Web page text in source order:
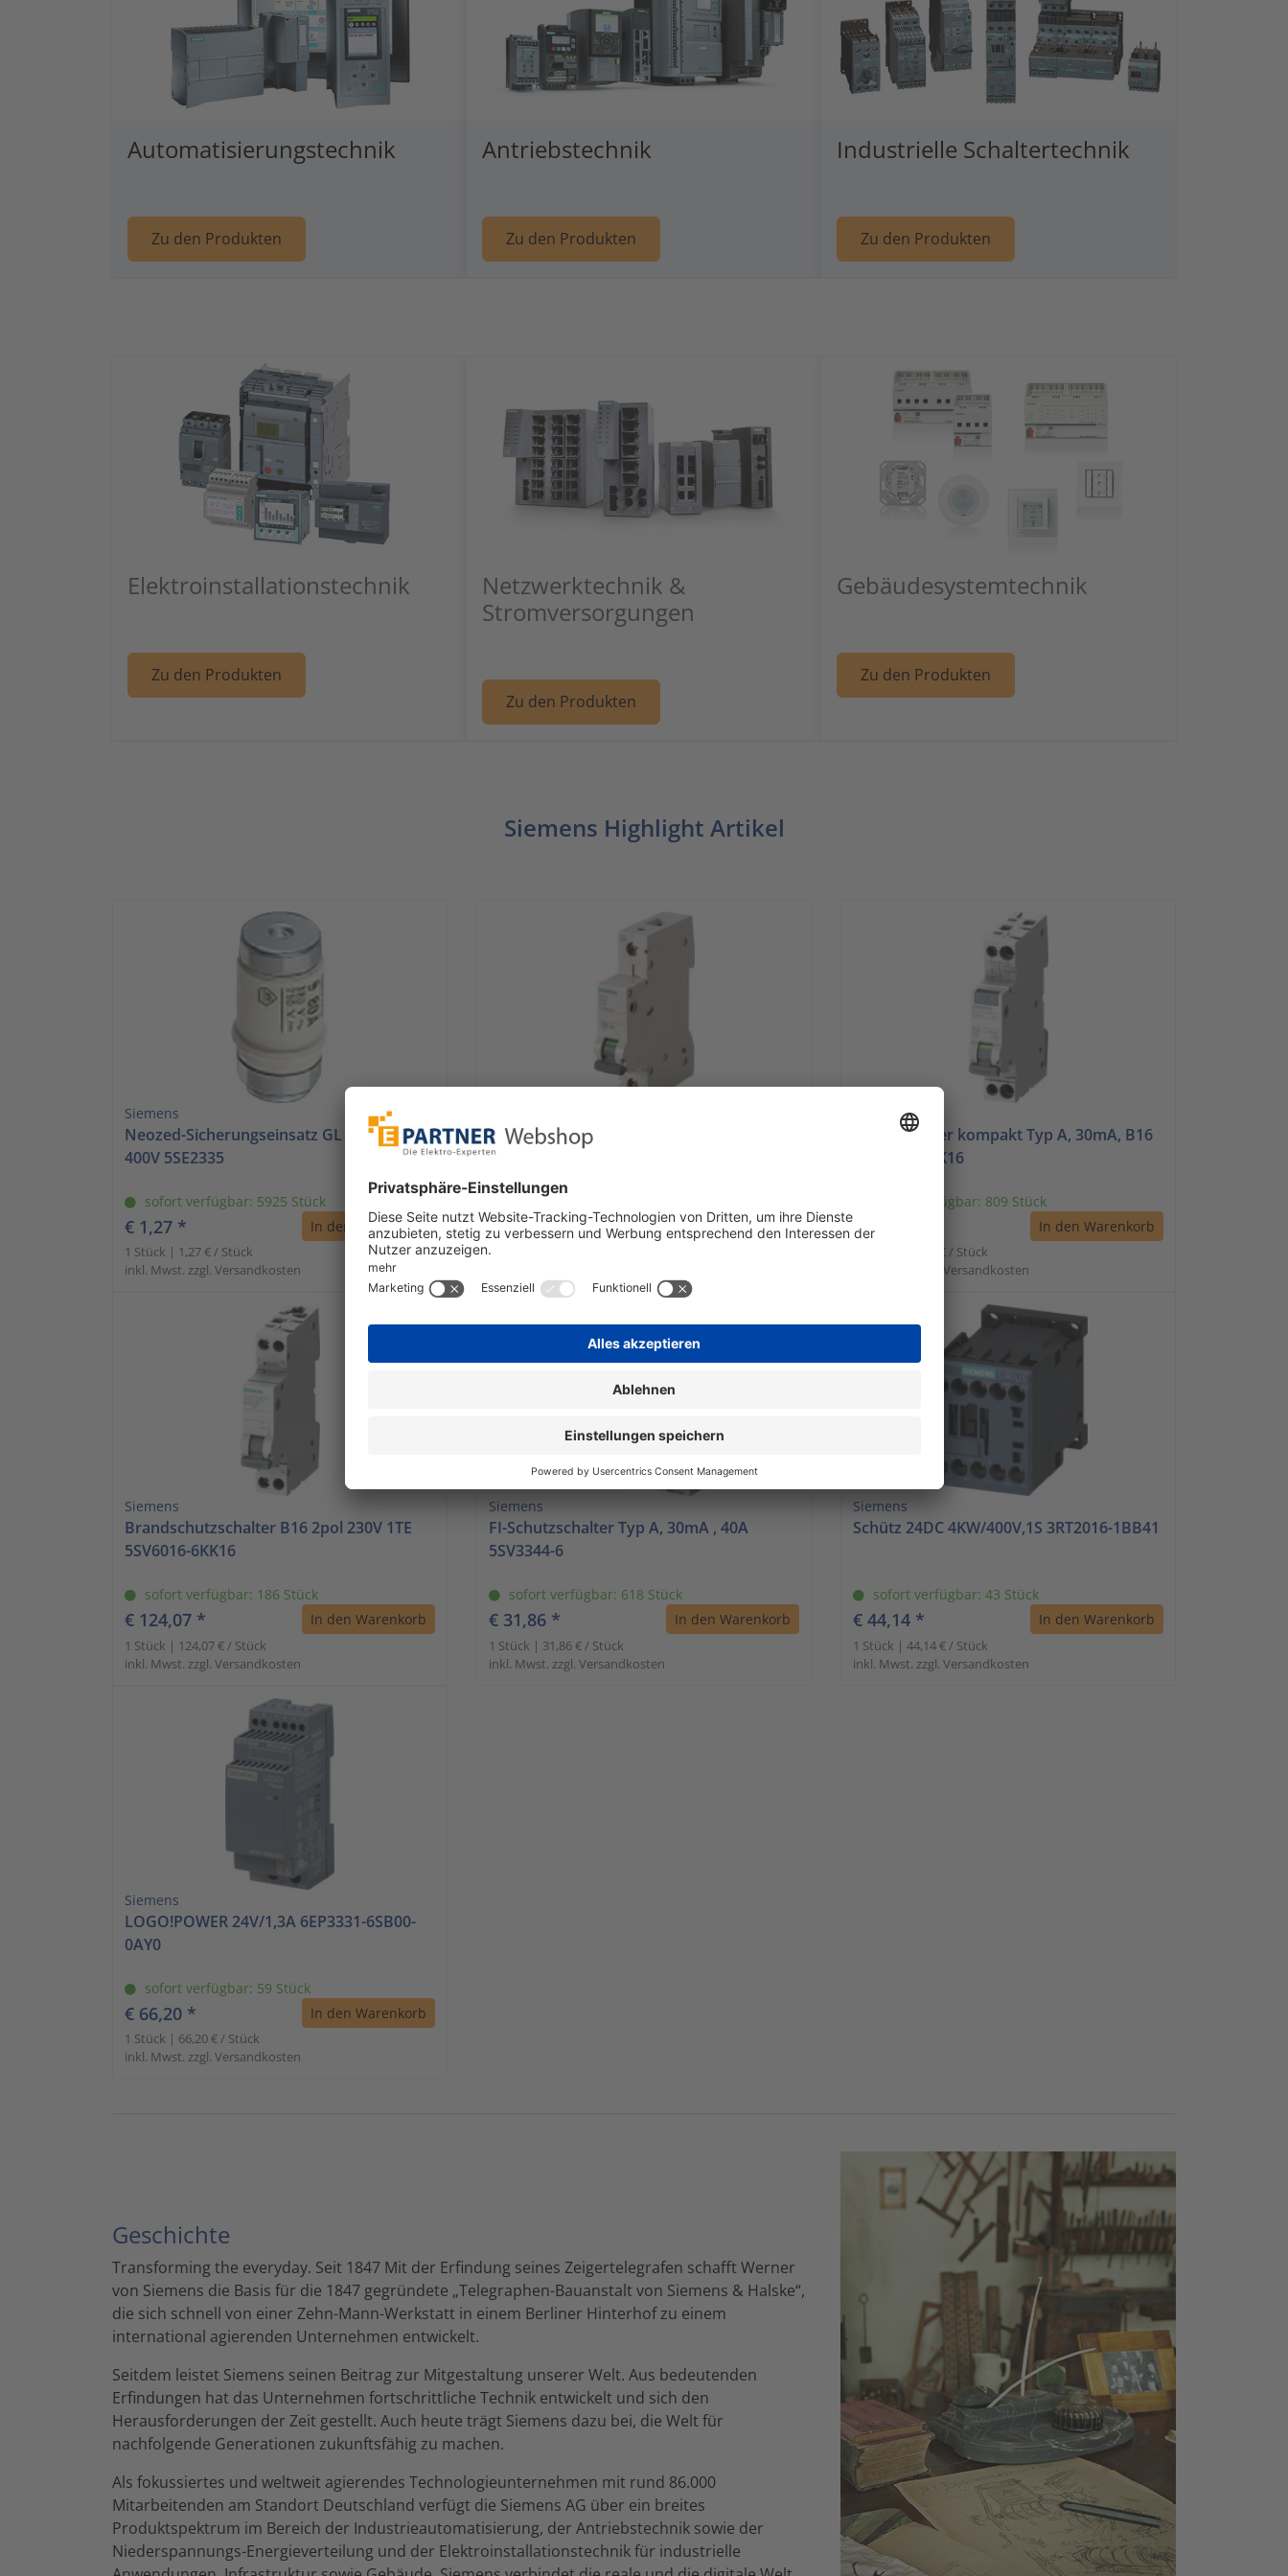
Automatisierungstechnik
Zu den Produkten
Weiter zu Artikel: Automatisierungstechnik
Antriebstechnik
Zu den Produkten
Weiter zu Artikel: Antriebstechnik
Industrielle Schaltertechnik
Zu den Produkten
Weiter zu Artikel: Industrielle
Elektroinstallationstechnik
Zu den Produkten
Weiter zu Artikel: Elektroinstallationstechnik
Netzwerktechnik &
Stromversorgungen
Zu den Produkten
Weiter zu Artikel: Netzwerktechnik & Stromversorgungen
Gebäudesystemtechnik
Zu den Produkten
Weiter zu Artikel:
Siemens Highlight Artikel
Siemens
Neozed-Sicherungseinsatz GL D02 35A
400V 5SE2335
sofort verfügbar: 5925 Stück
€ 1,27 * In den Warenkorb
1 Stück | 1,27 € / Stück
inkl. Mwst. zzgl. Versandkosten
LS-Schalter B16A 1pol 6kA 5SL6116-6
sofort verfügbar: 5895 Stück
€ 2,51 * In den Warenkorb
1 Stück | 2,51 € / Stück
Siemens
FI/LS-Schalter kompakt Typ A, 30mA, B16
5SV1316-6KK16
sofort verfügbar: 809 Stück
€ 49,91 * In den Warenkorb
1 Stück | 49,91 € / Stück
inkl. Mwst. zzgl. Versandkosten
Siemens
Brandschutzschalter B16 2pol 230V 1TE
5SV6016-6KK16
sofort verfügbar: 186 Stück
€ 124,07 * In den Warenkorb
1 Stück | 124,07 € / Stück
inkl. Mwst. zzgl. Versandkosten
Siemens
FI-Schutzschalter Typ A, 30mA , 40A
5SV3344-6
sofort verfügbar: 618 Stück
€ 31,86 * In den Warenkorb
1 Stück | 31,86 € / Stück
inkl. Mwst. zzgl. Versandkosten
Siemens
Schütz 24DC 4KW/400V,1S 3RT2016-1BB41
sofort verfügbar: 43 Stück
€ 44,14 * In den Warenkorb
1 Stück | 44,14 € / Stück
inkl. Mwst. zzgl. Versandkosten
Siemens
LOGO!POWER 24V/1,3A 6EP3331-6SB00-
0AY0
sofort verfügbar: 59 Stück
€ 66,20 * In den Warenkorb
1 Stück | 66,20 € / Stück
inkl. Mwst. zzgl. Versandkosten
Geschichte
Transforming the everyday. Seit 1847 Mit der Erfindung seines Zeigertelegrafen schafft Werner
von Siemens die Basis für die 1847 gegründete „Telegraphen-Bauanstalt von Siemens & Halske“,
die sich schnell von einer Zehn-Mann-Werkstatt in einem Berliner Hinterhof zu einem
international agierenden Unternehmen entwickelt.
Seitdem leistet Siemens seinen Beitrag zur Mitgestaltung unserer Welt. Aus bedeutenden
Erfindungen hat das Unternehmen fortschrittliche Technik entwickelt und sich den
Herausforderungen der Zeit gestellt. Auch heute trägt Siemens dazu bei, die Welt für
nachfolgende Generationen zukunftsfähig zu machen.
Als fokussiertes und weltweit agierendes Technologieunternehmen mit rund 86.000
Mitarbeitenden am Standort Deutschland verfügt die Siemens AG über ein breites
Produktspektrum im Bereich der Industrieautomatisierung, der Antriebstechnik sowie der
Niederspannungs-Energieverteilung und der Elektroinstallationstechnik für industrielle